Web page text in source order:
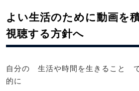
よい生活のために動画を
視聴する方針へ
自分の 生活や時間を生きること
的に